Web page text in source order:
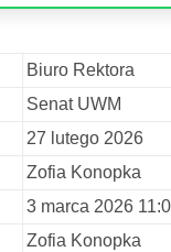
Biuro Rektora
Senat UWM
27 lutego 2026
Zofia Konopka
3 marca 2026
Zofia Konopka